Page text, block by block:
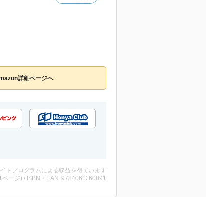
詳細ページへ
トプログラムによる収益を得ています
ージ) / ISBN・EAN: 9784061360891